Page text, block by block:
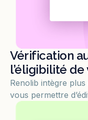
Vérification
l’éligibilité
Renolib intègre
vous permettre